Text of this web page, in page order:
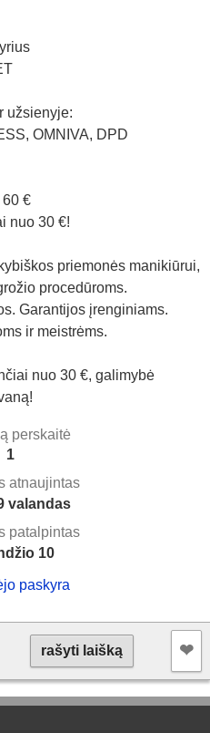
užsienyje:
OMNIVA, DPD
60 €
nuo 30 €!
priemonės manikiūrui,
procedūroms.
Garantijos įrenginiams.
ir meistrėms.
nuo 30 €, galimybė
perskaitė
1
atnaujintas
valandas
patalpintas
10
paskyra
rašyti laišką ❤︎